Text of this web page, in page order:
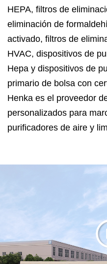
HEPA, filtros de
eliminación de
activado, filtros de
HVAC, dispositivos de
Hepa y dispositivos de
primario de bolsa con
Henka es el proveedor
personalizados para
purificadores de aire y
profesionales de
Henka está ubicada en
provincia de Jiangsu, a
Shanghai. Henka
ISO14001:2015,
sistema de prueba de
para medios filtrantes,